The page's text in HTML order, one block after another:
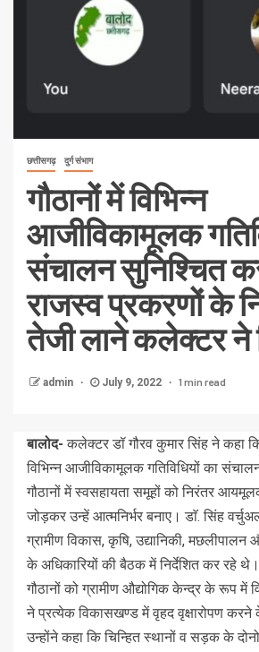
छत्तीसगढ़ दुर्ग संभाग
गौठानों में विभिन्न
आजीविकामूलक
संचालन सुनिश्चित
राजस्व प्रकरणों के
तेजी लाने कलेक्टर ने
admin July 9, 2022 1 min read
बालोद- कलेक्टर डॉ गौरव कुमार सिंह ने कहा
विभिन्न आजीविकामूलक गतिविधियों का
गौठानों में स्वसहायता समूहों को निरंतर
जोड़कर उन्हें आत्मनिर्भर बनाए। डाॅ. सिंह
ग्रामीण विकास, कृषि, उद्यानिकी, मछलीपालन
के अधिकारियों की बैठक में निर्देशित कर रहे
गौठानों को ग्रामीण औद्योगिक केन्द्र के रूप
ने प्रत्येक विकासखण्ड में वृहद वृक्षारोपण करने
उन्होंने कहा कि चिन्हित स्थानों व सड़क के दोनो